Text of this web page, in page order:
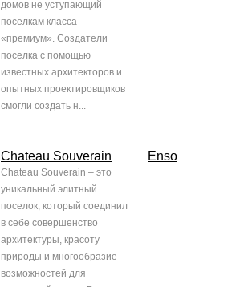
домов не уступающий
поселкам класса
«премиум». Создатели
поселка с помощью
известных архитекторов и
опытных проектировщиков
смогли создать н...
Chateau Souverain
Chateau Souverain – это
уникальный элитный
поселок, который соединил
в себе совершенство
архитектуры, красоту
природы и многообразие
возможностей для
Enso